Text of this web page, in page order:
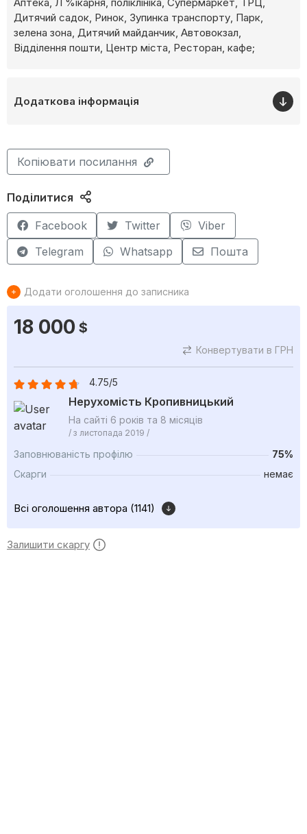
Дитячий садок, Ринок, Зупинка транспорту, Парк,
зелена зона, Дитячий майданчик, Автовокзал,
Відділення пошти, Центр міста, Ресторан, кафе;
Додаткова інформація
Копіювати посилання
Поділитися
Facebook Twitter
Viber
Telegram
Whatsapp Пошта
Додати оголошення до записника
18 000 $
Конвертувати в ГРН
4.75/5
Нерухомість Кропивницький
На сайті 6 років та 8 місяців
/ з листопада 2019 /
Заповнюваність профілю
75%
Скарги
немає
Всі оголошення автора (1141)
Залишити скаргу